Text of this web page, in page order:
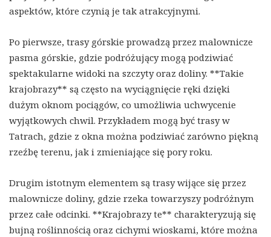
aspektów, które czynią je tak atrakcyjnymi.
Po pierwsze, trasy górskie prowadzą przez malownicze
pasma górskie, gdzie podróżujący mogą podziwiać
spektakularne widoki na szczyty oraz doliny. **Takie
krajobrazy** są często na wyciągnięcie ręki dzięki
dużym oknom pociągów, co umożliwia uchwycenie
wyjątkowych chwil. Przykładem mogą być trasy w
Tatrach, gdzie z okna można podziwiać zarówno piękną
rzeźbę terenu, jak i zmieniające się pory roku.
Drugim istotnym elementem są trasy wijące się przez
malownicze doliny, gdzie rzeka towarzyszy podróżnym
przez całe odcinki. **Krajobrazy te** charakteryzują się
bujną roślinnością oraz cichymi wioskami, które można